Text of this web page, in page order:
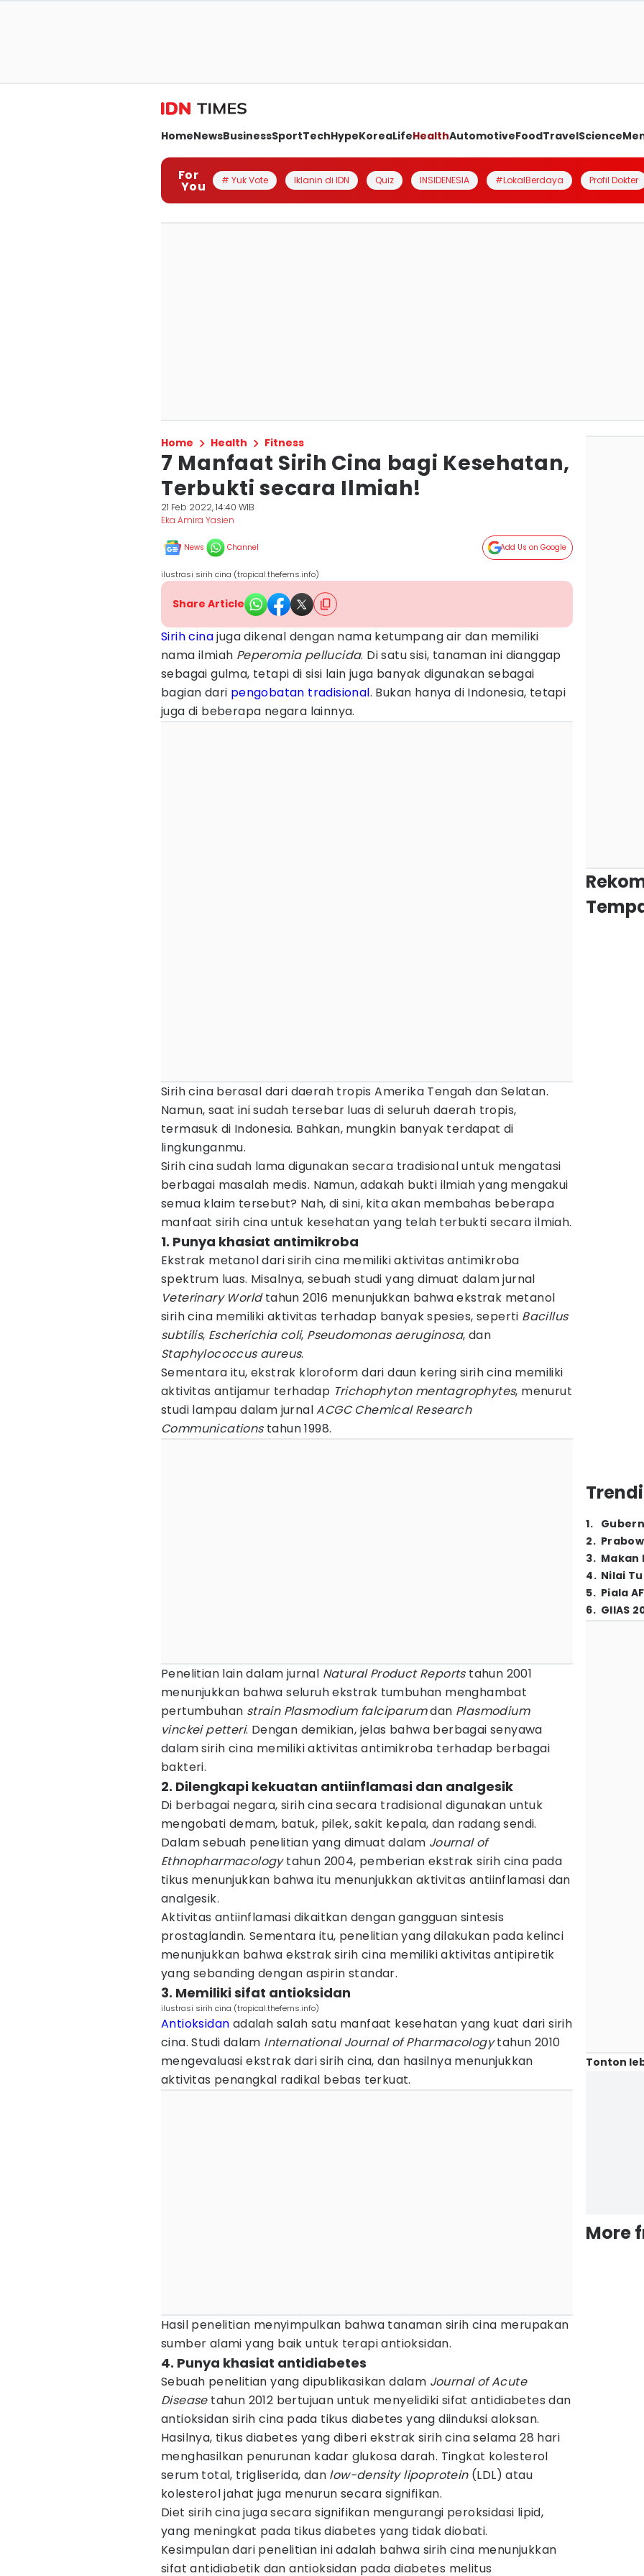
HomeNewsBusinessSportTechHypeKoreaLifeHealthAutomotiveFoodTravelScience
For
You # Yuk Vote Iklanin di IDN Quiz INSIDENESIA #LokalBerdaya Profil Dokter
Home Health Fitness
7 Manfaat Sirih Cina bagi Kesehatan,
Terbukti secara Ilmiah!
21 Feb 2022, 14:40 WIB
Eka Amira Yasien
News Channel Add Us on Google
ilustrasi sirih cina (tropical.theferns.info)
Share Article
Sirih cinajuga dikenal dengan nama ketumpang air dan memiliki
nama ilmiah Peperomia pellucida. Di satu sisi, tanaman ini dianggap
sebagai gulma, tetapi di sisi lain juga banyak digunakan sebagai
bagian dari pengobatan tradisional. Bukan hanya di Indonesia, tetapi
juga di beberapa negara lainnya.
Sirih cina berasal dari daerah tropis Amerika Tengah dan Selatan.
Namun, saat ini sudah tersebar luas di seluruh daerah tropis,
termasuk di Indonesia. Bahkan, mungkin banyak terdapat di
lingkunganmu.
Sirih cina sudah lama digunakan secara tradisional untuk mengatasi
berbagai masalah medis. Namun, adakah bukti ilmiah yang mengakui
semua klaim tersebut? Nah, di sini, kita akan membahas beberapa
manfaat sirih cina untuk kesehatan yang telah terbukti secara ilmiah.
1. Punya khasiat antimikroba
Ekstrak metanol dari sirih cina memiliki aktivitas antimikroba
spektrum luas. Misalnya, sebuah studi yang dimuat dalam jurnal
Veterinary Worldtahun 2016 menunjukkan bahwa ekstrak metanol
sirih cina memiliki aktivitas terhadap banyak spesies, seperti Bacillus
subtilis, Escherichia coli, Pseudomonas aeruginosa, dan
Staphylococcus aureus.
Sementara itu, ekstrak kloroform dari daun kering sirih cina memiliki
aktivitas antijamur terhadap Trichophyton mentagrophytes, menurut
studi lampau dalam jurnalACGC Chemical Research
Communicationstahun 1998.
Penelitian lain dalam jurnal Natural Product Reportstahun 2001
menunjukkan bahwa seluruh ekstrak tumbuhan menghambat
pertumbuhan strain Plasmodium falciparumdan Plasmodium
vinckei petteri. Dengan demikian, jelas bahwa berbagai senyawa
dalam sirih cina memiliki aktivitas antimikroba terhadap berbagai
bakteri.
2. Dilengkapi kekuatan antiinflamasi dan analgesik
Di berbagai negara, sirih cina secara tradisional digunakan untuk
mengobati demam, batuk, pilek, sakit kepala, dan radang sendi.
Dalam sebuah penelitian yang dimuat dalam Journal of
Ethnopharmacologytahun 2004, pemberian ekstrak sirih cina pada
tikus menunjukkan bahwa itu menunjukkan aktivitas antiinflamasi dan
analgesik.
Aktivitas antiinflamasi dikaitkan dengan gangguan sintesis
prostaglandin. Sementara itu, penelitian yang dilakukan pada kelinci
menunjukkan bahwa ekstrak sirih cina memiliki aktivitas antipiretik
yang sebanding dengan aspirin standar.
3. Memiliki sifat antioksidan
ilustrasi sirih cina (tropical.theferns.info)
Antioksidan adalah salah satu manfaat kesehatan yang kuat dari sirih
cina. Studi dalam International Journal of Pharmacologytahun 2010
mengevaluasi ekstrak dari sirih cina, dan hasilnya menunjukkan
aktivitas penangkal radikal bebas terkuat.
Hasil penelitian menyimpulkan bahwa tanaman sirih cina merupakan
sumber alami yang baik untuk terapi antioksidan.
4. Punya khasiat antidiabetes
Sebuah penelitian yang dipublikasikan dalam Journal of Acute
Disease tahun 2012 bertujuan untuk menyelidiki sifat antidiabetes dan
antioksidan sirih cina pada tikus diabetes yang diinduksi aloksan.
Hasilnya, tikus diabetes yang diberi ekstrak sirih cina selama 28 hari
menghasilkan penurunan kadar glukosa darah. Tingkat kolesterol
serum total, trigliserida, dan low-density lipoprotein(LDL) atau
kolesterol jahat juga menurun secara signifikan.
Diet sirih cina juga secara signifikan mengurangi peroksidasi lipid,
yang meningkat pada tikus diabetes yang tidak diobati.
Kesimpulan dari penelitian ini adalah bahwa sirih cina menunjukkan
sifat antidiabetik dan antioksidan pada diabetes melitus
1.
2.
3. Makan
4. Nilai
5. Piala
6. GIIAS
Tonton
More